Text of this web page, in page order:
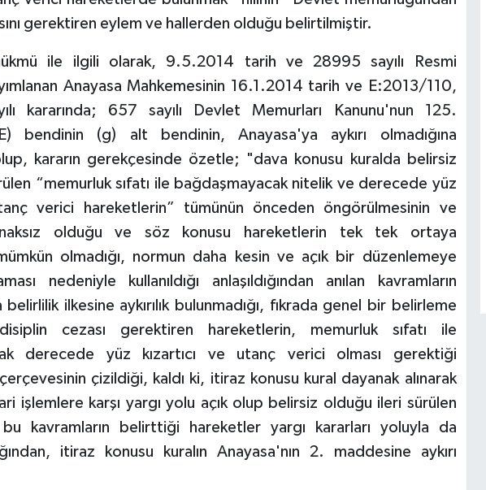
gerektiren eylem ve hallerden olduğu belirtilmiştir.
ile ilgili olarak, 9.5.2014 tarih ve 28995 sayılı Resmi
Anayasa Mahkemesinin 16.1.2014 tarih ve E:2013/110,
kararında; 657 sayılı Devlet Memurları Kanunu'nun 125.
bendinin (g) alt bendinin, Anayasa'ya aykırı olmadığına
kararın gerekçesinde özetle; "dava konusu kuralda belirsiz
“memurluk sıfatı ile bağdaşmayacak nitelik ve derecede yüz
verici hareketlerin” tümünün önceden öngörülmesinin ve
olduğu ve söz konusu hareketlerin tek tek ortaya
mümkün olmadığı, normun daha kesin ve açık bir düzenlemeye
nedeniyle kullanıldığı anlaşıldığından anılan kavramların
belirlilik ilkesine aykırılık bulunmadığı, fıkrada genel bir belirleme
disiplin cezası gerektiren hareketlerin, memurluk sıfatı ile
derecede yüz kızartıcı ve utanç verici olması gerektiği
çizildiği, kaldı ki, itiraz konusu kural dayanak alınarak
işlemlere karşı yargı yolu açık olup belirsiz olduğu ileri sürülen
kavramların belirttiği hareketler yargı kararları yoluyla da
itiraz konusu kuralın Anayasa'nın 2. maddesine aykırı